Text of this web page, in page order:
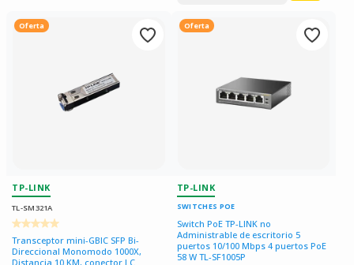
Oferta
TP-LINK
TL-SM321A
Transceptor mini-GBIC SFP Bi-
Direccional Monomodo 1000X,
Distancia 10 KM, conector LC
Oferta
TP-LINK
SWITCHES POE
Switch PoE TP-LINK no
Administrable de escritorio 5
puertos 10/100 Mbps 4 puertos PoE
58 W TL-SF1005P